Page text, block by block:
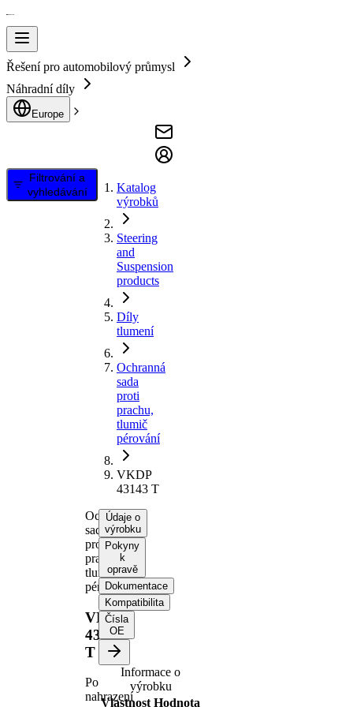
Řešení pro automobilový průmysl
Náhradní díly
Europe
Filtrování a
vyhledávání
Katalog
výrobků
Steering
and
Suspension
products
Díly
tlumení
Ochranná
sada
proti
prachu,
tlumič
pérování
VKDP
43143 T
Ochranná
sada
proti
prachu,
tlumič
pérování
VKDP
43143
T
Po
nahrazení
Údaje o
výrobku
Pokyny
k
opravě
Dokumentace
Kompatibilita
Čísla
OE
Informace o
výrobku
Vlastnost Hodnota